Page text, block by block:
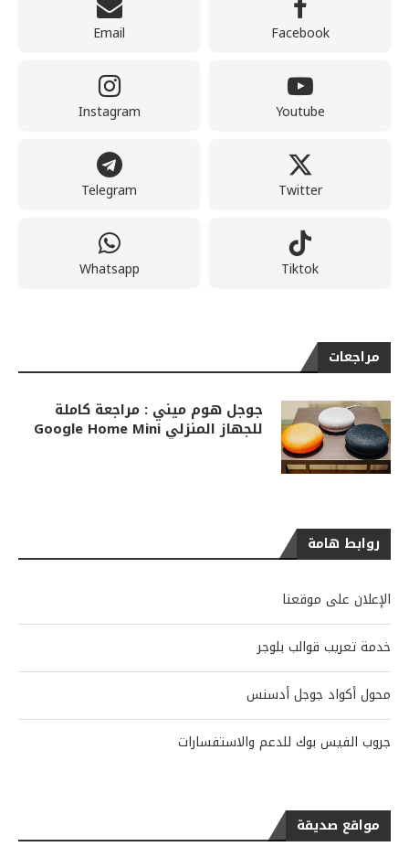
Facebook
Email
Youtube
Instagram
Twitter
Telegram
Tiktok
Whatsapp
مراجعات
جوجل هوم ميني : مراجعة كاملة
للجهاز المنزلي Google Home Mini
روابط هامة
الإعلان على موقعنا
خدمة تعريب قوالب بلوجر
محول أكواد جوجل أدسنس
جروب الفيس بوك للدعم والاستفسارات
مواقع صديقة